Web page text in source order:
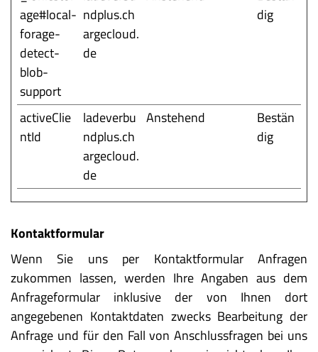
age#local-
forage-
detect-
blob-
support
ndplus.ch
argecloud.
de
dig
activeClie
ntId
ladeverbu
ndplus.ch
argecloud.
de
Anstehend
Bestän
dig
Kontaktformular
Wenn Sie uns per Kontaktformular Anfragen
zukommen lassen, werden Ihre Angaben aus dem
Anfrageformular inklusive der von Ihnen dort
angegebenen Kontaktdaten zwecks Bearbeitung der
Anfrage und für den Fall von Anschlussfragen bei uns